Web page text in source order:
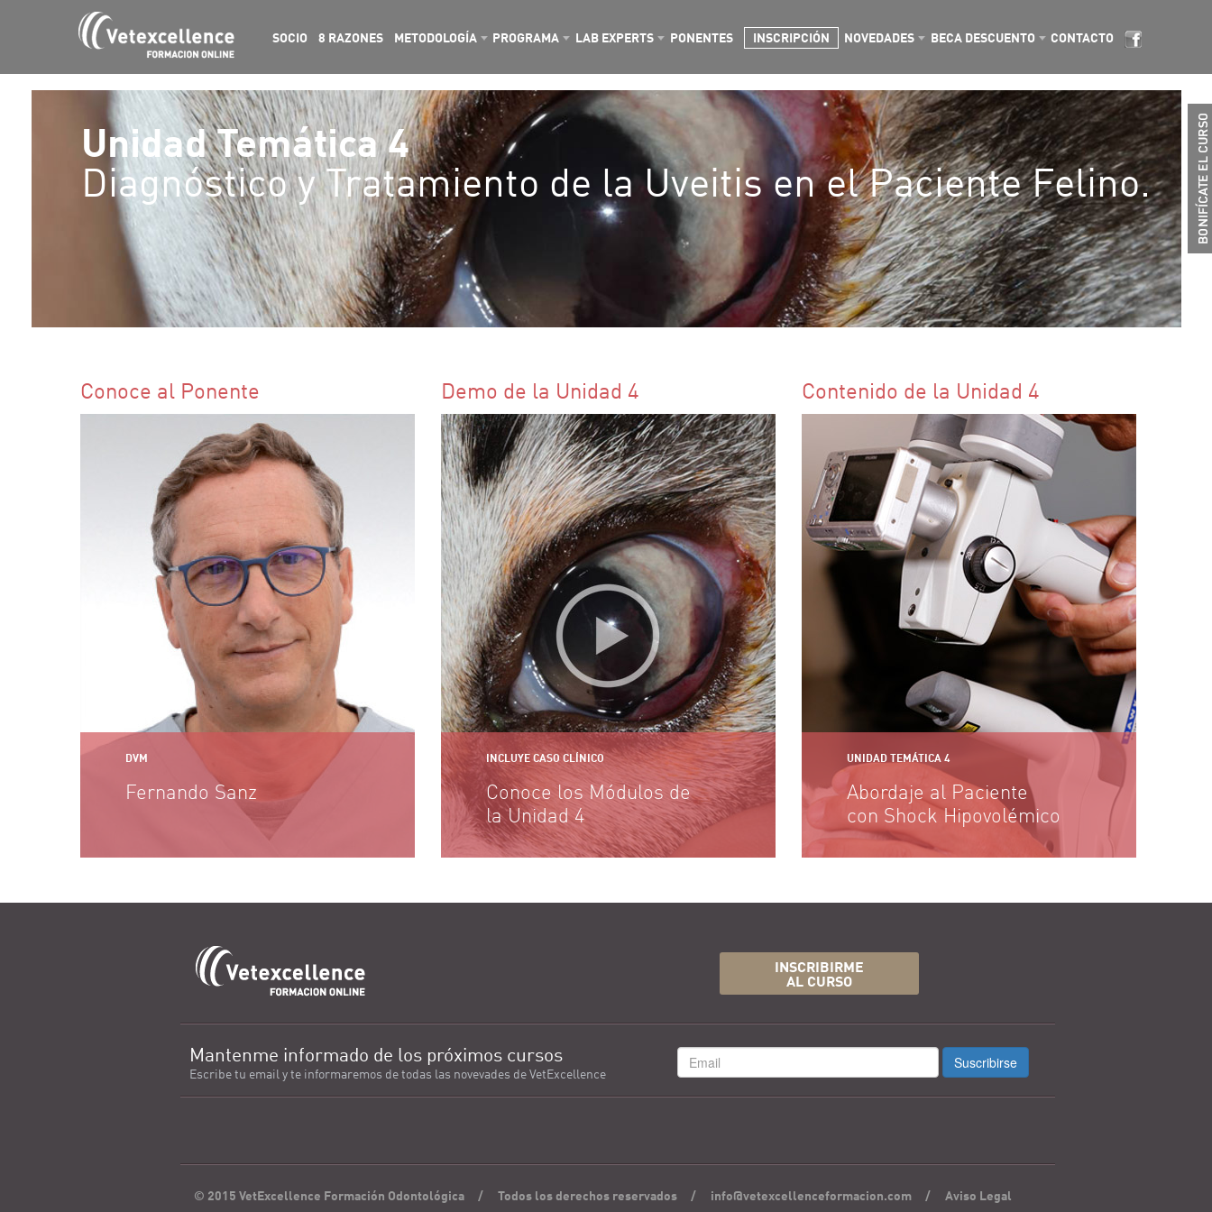
SOCIO 8 RAZONES METODOLOGÍA PROGRAMA LAB EXPERTS PONENTES INSCRIPCIÓN NOVEDADES BECA DESCUENTO CONTACTO
Unidad Temática 4
Diagnóstico y Tratamiento de la Uveitis en el Paciente Felino.
Conoce al Ponente
DVM
Fernando Sanz
Demo de la Unidad 4
INCLUYE CASO CLÍNICO
Conoce los Módulos de
la Unidad 4
Contenido de la Unidad 4
UNIDAD TEMÁTICA 4
Abordaje al Paciente
con Shock Hipovolémico
INSCRIBIRME
AL CURSO
Mantenme informado de los próximos cursos
Escribe tu email y te informaremos de todas las novevades de VetExcellence
Suscribirse
© 2015 VetExcellence Formación Odontológica / Todos los derechos reservados / info@vetexcellenceformacion.com / Aviso Legal